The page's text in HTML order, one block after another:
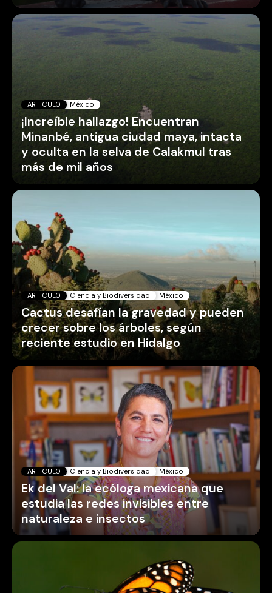
ARTICULO México
¡Increíble hallazgo! Encuentran
Minanbé, antigua ciudad maya, intacta
y oculta en la selva de Calakmul tras
más de mil años
ARTICULO Ciencia y Biodiversidad México
Cactus desafían la gravedad y pueden
crecer sobre los árboles, según
reciente estudio en Hidalgo
ARTICULO Ciencia y Biodiversidad México
Ek del Val: la ecóloga mexicana que
estudia las redes invisibles entre
naturaleza e insectos